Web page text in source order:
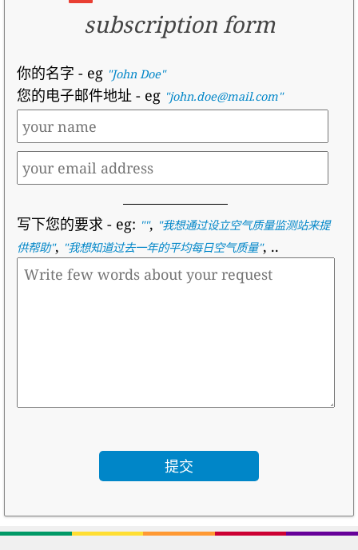
subscription form
你的名字 - eg "John Doe"
您的电子邮件地址 - eg "john.doe@mail.com"
写下您的要求- eg: "", "我想通过设立空气质量监测站来提
供帮助", "我想知道过去一年的平均每日空气质量", ..